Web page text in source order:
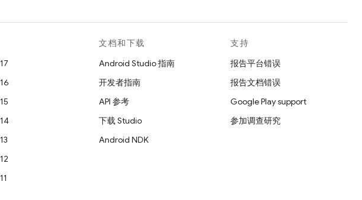
文档和下载
Android Studio 指南
开发者指南
API 参考
下载 Studio
Android NDK
支持
报告平台错误
报告文档错误
Google Play support
参加调查研究